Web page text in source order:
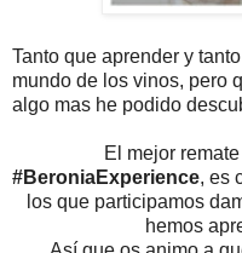
Tanto que aprender y
mundo de los vinos, pero
algo mas he podido
El mejor
#BeroniaExperience, es
los que participamos
hemos